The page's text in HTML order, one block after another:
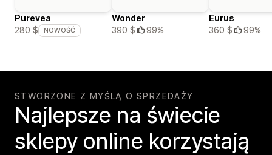
Purevea
280 $
NOWOŚĆ
Wonder
390 $
99%
Eurus
360 $
99%
STWORZONE Z MYŚLĄ O SPRZEDAŻY
Najlepsze na świecie
sklepy online korzystają